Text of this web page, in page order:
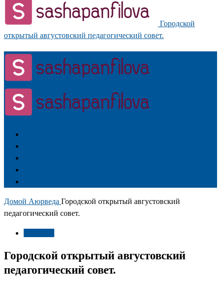
Городской
открытый августовский педагогический совет.
Домой Аюрведа Городской открытый августовский
педагогический совет.
Городской открытый августовский
педагогический совет.